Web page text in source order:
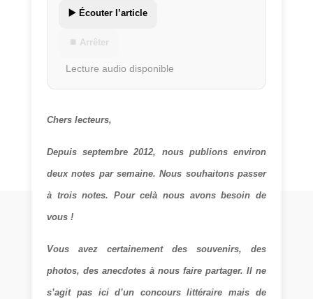
▶️ Écouter l’article
⏹ Arrêter
Lecture audio disponible
Chers lecteurs,
Depuis septembre 2012, nous publions environ
deux notes par semaine. Nous souhaitons passer
à trois notes. Pour celà nous avons besoin de
vous !
Vous avez certainement des souvenirs, des
photos, des anecdotes à nous faire partager. Il ne
s’agit pas ici d’un concours littéraire mais de